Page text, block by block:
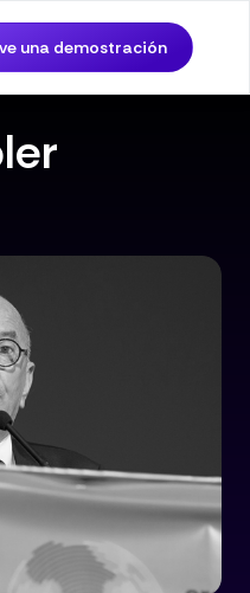
una demostración